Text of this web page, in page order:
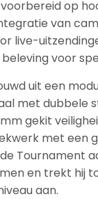
op
van
live-
voor
uit een
met dubbele
gekit
met een
Tournament
en trekt hij
aan.